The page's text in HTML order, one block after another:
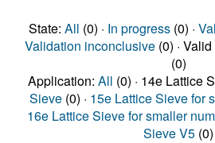
State: All (0) · In progress(0) ·
Validation inconclusive(0) · Valid
(0)
Application: All (0) · 14e Lattice
Sieve (0) · 15e Lattice Sieve for
16e Lattice Sieve for smaller
Sieve V5 (0)